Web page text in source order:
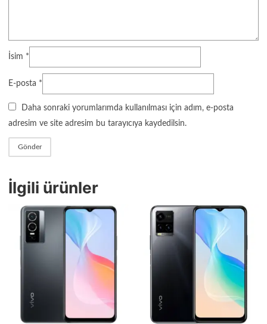
İsim *
E-posta *
Daha sonraki yorumlarımda kullanılması için adım, e-posta
adresim ve site adresim bu tarayıcıya kaydedilsin.
İlgili ürünler